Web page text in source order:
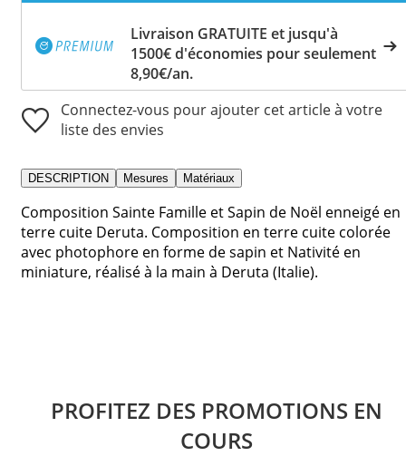
Livraison GRATUITE et jusqu'à
1500€ d'économies pour seulement
8,90€/an.
Connectez-vous pour ajouter cet article à votre
liste des envies
DESCRIPTION Mesures Matériaux
Composition Sainte Famille et Sapin de Noël enneigé en
terre cuite Deruta. Composition en terre cuite colorée
avec photophore en forme de sapin et Nativité en
miniature, réalisé à la main à Deruta (Italie).
PROFITEZ DES PROMOTIONS EN
COURS